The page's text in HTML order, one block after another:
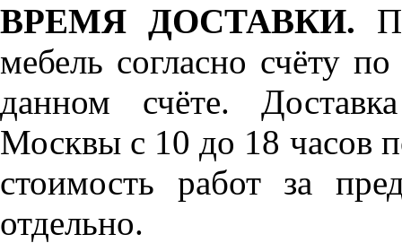
ВРЕМЯ ДОСТАВКИ.
мебель согласно счёту
данном счёте.
Москвы с 10 до 18 часов
стоимость работ за
отдельно.